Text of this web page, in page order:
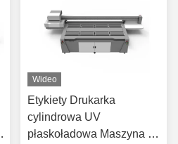
Wideo
Etykiety Drukarka
cylindrowa UV
płaskoładowa Maszyna do